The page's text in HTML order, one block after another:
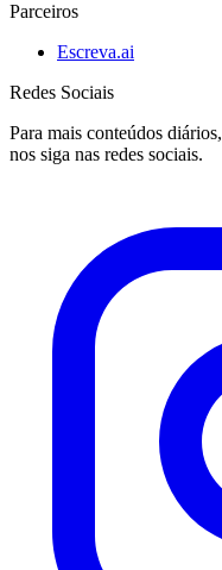
Parceiros
Escreva.ai
Redes Sociais
Para mais conteúdos diários,
nos siga nas redes sociais.